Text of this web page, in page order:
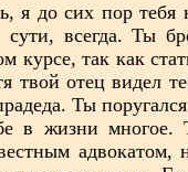
я до сих пор
сути, всегда. Ты
курсе, так как
твой отец видел
Ты
в жизни многое.
адвокатом,